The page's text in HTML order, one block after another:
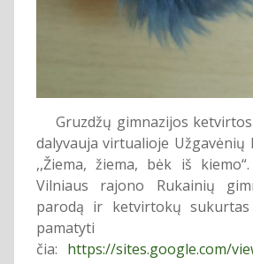
Gruzdžų gimnazijos
dalyvauja virtualioje Užgavėnių
,,Žiema, žiema, bėk iš
Vilniaus rajono Rukainių
parodą ir ketvirtokų
pamatyti
čia: https://sites.google.com/